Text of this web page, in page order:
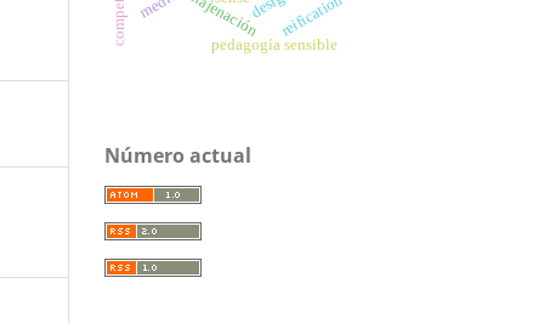
reification
enajenación
pedagogía sensible
Número actual